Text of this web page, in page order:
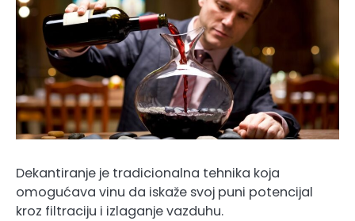
Dekantiranje je tradicionalna tehnika koja
omogućava vinu da iskaže svoj puni potencijal
kroz filtraciju i izlaganje vazduhu.